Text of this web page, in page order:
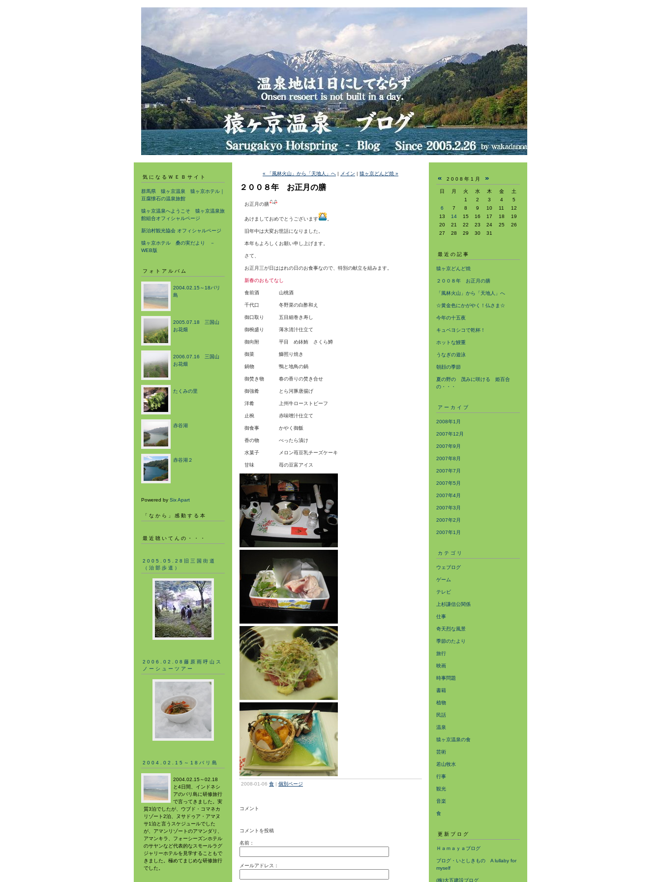
気になるＷＥＢサイト
群馬県 猿ヶ京温泉 猿ヶ京ホテル｜
豆腐懐石の温泉旅館
猿ヶ京温泉へようこそ 猿ヶ京温泉旅
館組合オフィシャルページ
新治村観光協会 オフィシャルページ
猿ヶ京ホテル 桑の実だより －
WEB版
フォトアルバム
2004.02.15～18バリ
島
2005.07.18 三国山
お花畑
2006.07.16 三国山
お花畑
たくみの里
赤谷湖
赤谷湖２
Powered by Six Apart
「なから」感動する本
最近聴いてんの・・・
2005.05.28旧三国街道
（治部歩道）
2006.02.08藤原雨呼山ス
ノーシューツアー
2004.02.15～18バリ島
2004.02.15～02.18
と4日間、インドネシ
アのバリ島に研修旅行
で言ってきました。実
質3泊でしたが、ウブド・コマネカ
リゾート2泊、ヌサドゥア・アマヌ
サ1泊と言うスケジュールでした
が、アマンリゾートのアマンダリ、
アマンキラ、フォーシーズンホテル
のサヤンなど代表的なスモールラグ
ジャリーホテルを見学することもで
きました。極めてまじめな研修旅行
でした。
« 「風林火山」から「天地人」へ | メイン | 猿ヶ京どんど焼 »
２００８年 お正月の膳
お正月の膳
あけましておめでとうございます
旧年中は大変お世話になりました。
本年もよろしくお願い申し上げます。
さて、
お正月三が日ははれの日のお食事なので、特別の献立を組みます。
新春のおもてなし
食前酒 山桃酒
千代口 冬野菜の白酢和え
御口取り 五目細巻き寿し
御椀盛り 薄氷清汁仕立て
御向附 平目 め鉢鮪 さくら鱒
御菜 鰤照り焼き
鍋物 鴨と地鳥の鍋
御焚き物 春の香りの焚き合せ
御強肴 とら河豚唐揚げ
洋肴 上州牛ローストビーフ
止椀 赤味噌汁仕立て
御食事 かやく御飯
香の物 べったら漬け
水菓子 メロン苺豆乳チーズケーキ
甘味 苺の豆富アイス
2008-01-06 食 | 個別ページ
コメント
コメントを投稿
名前：
メールアドレス：
« 2008年1月 »
日 月 火 水 木 金
土
1
2 3 4
5
6
7 8 9 10 11
12
13
14 15 16 17 18
19
20
21 22 23 24 25
26
27
28 29 30 31
最近の記事
猿ヶ京どんど焼
２００８年 お正月の膳
「風林火山」から「天地人」へ
☆黄金色にかがやく！仏さま☆
今年の十五夜
キュベヨシコで乾杯！
ホットな鰻重
うなぎの遊泳
朝顔の季節
夏の野の 茂みに咲ける 姫百合
の・・・
アーカイブ
2008年1月
2007年12月
2007年9月
2007年8月
2007年7月
2007年5月
2007年4月
2007年3月
2007年2月
2007年1月
カテゴリ
ウェブログ
ゲーム
テレビ
上杉謙信公関係
仕事
奇天烈な風景
季節のたより
旅行
映画
時事問題
書籍
植物
民話
温泉
猿ヶ京温泉の食
芸術
若山牧水
行事
観光
音楽
食
更新ブログ
Ｈａｍａｙａブログ
ブログ・いとしきもの A lullaby for
myself
(株)大五建設ブログ